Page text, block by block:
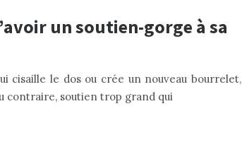
un soutien-gorge à sa
cisaille le dos ou crée un nouveau bourrelet,
contraire, soutien trop grand qui